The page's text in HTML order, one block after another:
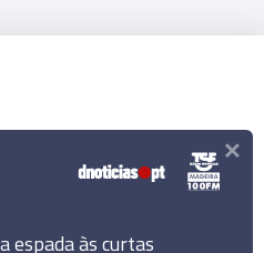
3º
espada às curtas
×